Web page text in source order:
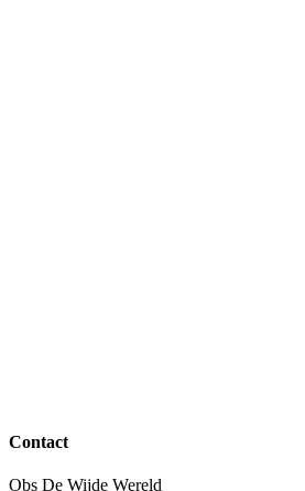
Contact
Obs De Wijde Wereld